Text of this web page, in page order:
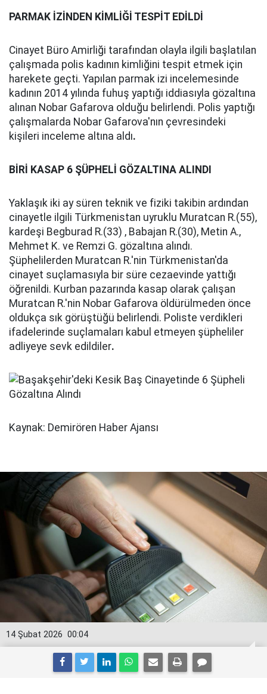
PARMAK İZİNDEN KİMLİĞİ TESPİT EDİLDİ
Cinayet Büro Amirliği tarafından olayla ilgili başlatılan
çalışmada polis kadının kimliğini tespit etmek için
harekete geçti. Yapılan parmak izi incelemesinde
kadının 2014 yılında fuhuş yaptığı iddiasıyla gözaltına
alınan Nobar Gafarova olduğu belirlendi. Polis yaptığı
çalışmalarda Nobar Gafarova'nın çevresindeki
kişileri inceleme altına aldı.
BİRİ KASAP 6 ŞÜPHELİ GÖZALTINA ALINDI
Yaklaşık iki ay süren teknik ve fiziki takibin ardından
cinayetle ilgili Türkmenistan uyruklu Muratcan R.(55),
kardeşi Begburad R.(33) , Babajan R.(30), Metin A.,
Mehmet K. ve Remzi G. gözaltına alındı.
Şüphelilerden Muratcan R.'nin Türkmenistan'da
cinayet suçlamasıyla bir süre cezaevinde yattığı
öğrenildi. Kurban pazarında kasap olarak çalışan
Muratcan R.'nin Nobar Gafarova öldürülmeden önce
oldukça sık görüştüğü belirlendi. Poliste verdikleri
ifadelerinde suçlamaları kabul etmeyen şüpheliler
adliyeye sevk edildiler.
Kaynak: Demirören Haber Ajansı
00:04
14 Şubat 2026